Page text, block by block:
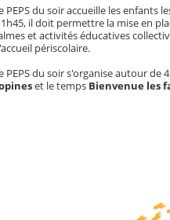
PEPS du soir accueille les enfants
il doit permettre la mise en
et activités éducatives
périscolaire.
PEPS du soir s'organise autour de
et le temps Bienvenue les